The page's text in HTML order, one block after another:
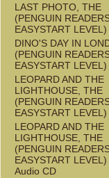
LAST PHOTO, THE
(PENGUIN
EASYSTART
DINO'S DAY IN
(PENGUIN
EASYSTART
LEOPARD AND THE
LIGHTHOUSE, THE
(PENGUIN
EASYSTART
LEOPARD AND THE
LIGHTHOUSE, THE
(PENGUIN
EASYSTART
Audio CD